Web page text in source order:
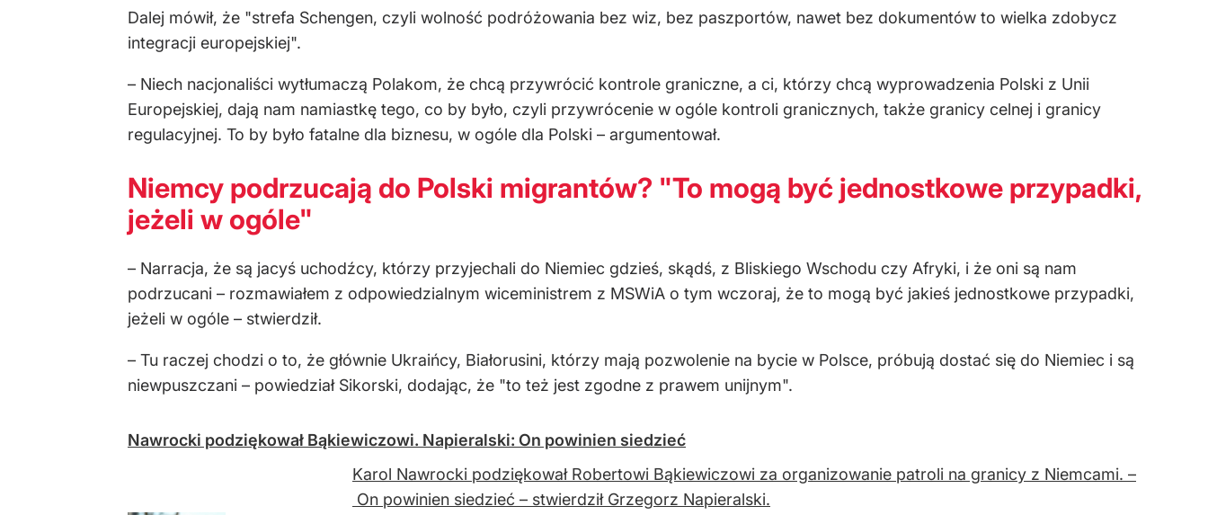
Dalej mówił, że "strefa Schengen, czyli wolność podróżowania bez wiz, bez paszportów, nawet bez dokumentów to wielka zdobycz
integracji europejskiej".
– Niech nacjonaliści wytłumaczą Polakom, że chcą przywrócić kontrole graniczne, a ci, którzy chcą wyprowadzenia Polski z Unii
Europejskiej, dają nam namiastkę tego, co by było, czyli przywrócenie w ogóle kontroli granicznych, także granicy celnej i granicy
regulacyjnej. To by było fatalne dla biznesu, w ogóle dla Polski – argumentował.
Niemcy podrzucają do Polski migrantów? "To mogą być jednostkowe przypadki,
jeżeli w ogóle"
– Narracja, że są jacyś uchodźcy, którzy przyjechali do Niemiec gdzieś, skądś, z Bliskiego Wschodu czy Afryki, i że oni są nam
podrzucani – rozmawiałem z odpowiedzialnym wiceministrem z MSWiA o tym wczoraj, że to mogą być jakieś jednostkowe przypadki,
jeżeli w ogóle – stwierdził.
– Tu raczej chodzi o to, że głównie Ukraińcy, Białorusini, którzy mają pozwolenie na bycie w Polsce, próbują dostać się do Niemiec i są
niewpuszczani – powiedział Sikorski, dodając, że "to też jest zgodne z prawem unijnym".
Nawrocki podziękował Bąkiewiczowi. Napieralski: On powinien siedzieć
Karol Nawrocki podziękował Robertowi Bąkiewiczowi za organizowanie patroli na granicy z Niemcami. –
On powinien siedzieć – stwierdził Grzegorz Napieralski.